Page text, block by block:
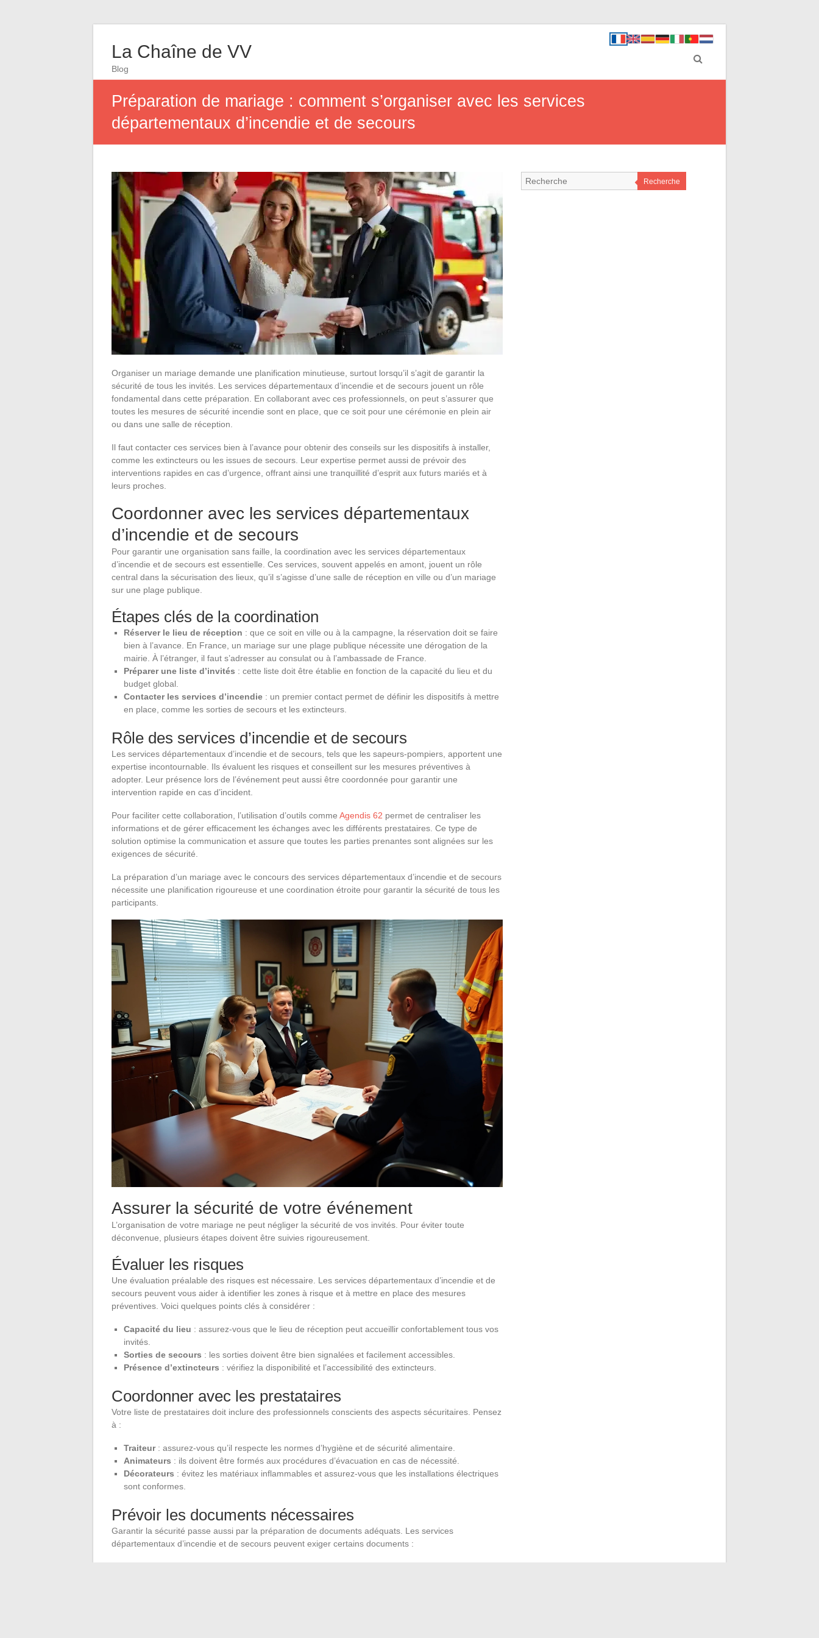
La Chaîne de VV
Blog
Préparation de mariage : comment s’organiser avec les services
départementaux d’incendie et de secours
Organiser un mariage demande une planification minutieuse, surtout lorsqu’il s’agit de garantir la
sécurité de tous les invités. Les services départementaux d’incendie et de secours jouent un rôle
fondamental dans cette préparation. En collaborant avec ces professionnels, on peut s’assurer que
toutes les mesures de sécurité incendie sont en place, que ce soit pour une cérémonie en plein air
ou dans une salle de réception.
Il faut contacter ces services bien à l’avance pour obtenir des conseils sur les dispositifs à installer,
comme les extincteurs ou les issues de secours. Leur expertise permet aussi de prévoir des
interventions rapides en cas d’urgence, offrant ainsi une tranquillité d’esprit aux futurs mariés et à
leurs proches.
Coordonner avec les services départementaux
d’incendie et de secours
Pour garantir une organisation sans faille, la coordination avec les services départementaux
d’incendie et de secours est essentielle. Ces services, souvent appelés en amont, jouent un rôle
central dans la sécurisation des lieux, qu’il s’agisse d’une salle de réception en ville ou d’un mariage
sur une plage publique.
Étapes clés de la coordination
Réserver le lieu de réception : que ce soit en ville ou à la campagne, la réservation doit se faire
bien à l’avance. En France, un mariage sur une plage publique nécessite une dérogation de la
mairie. À l’étranger, il faut s’adresser au consulat ou à l’ambassade de France.
Préparer une liste d’invités : cette liste doit être établie en fonction de la capacité du lieu et du
budget global.
Contacter les services d’incendie : un premier contact permet de définir les dispositifs à mettre
en place, comme les sorties de secours et les extincteurs.
Rôle des services d’incendie et de secours
Les services départementaux d’incendie et de secours, tels que les sapeurs-pompiers, apportent une
expertise incontournable. Ils évaluent les risques et conseillent sur les mesures préventives à
adopter. Leur présence lors de l’événement peut aussi être coordonnée pour garantir une
intervention rapide en cas d’incident.
Pour faciliter cette collaboration, l’utilisation d’outils comme Agendis 62 permet de centraliser les
informations et de gérer efficacement les échanges avec les différents prestataires. Ce type de
solution optimise la communication et assure que toutes les parties prenantes sont alignées sur les
exigences de sécurité.
La préparation d’un mariage avec le concours des services départementaux d’incendie et de secours
nécessite une planification rigoureuse et une coordination étroite pour garantir la sécurité de tous les
participants.
Assurer la sécurité de votre événement
L’organisation de votre mariage ne peut négliger la sécurité de vos invités. Pour éviter toute
déconvenue, plusieurs étapes doivent être suivies rigoureusement.
Évaluer les risques
Une évaluation préalable des risques est nécessaire. Les services départementaux d’incendie et de
secours peuvent vous aider à identifier les zones à risque et à mettre en place des mesures
préventives. Voici quelques points clés à considérer :
Capacité du lieu : assurez-vous que le lieu de réception peut accueillir confortablement tous vos
invités.
Sorties de secours : les sorties doivent être bien signalées et facilement accessibles.
Présence d’extincteurs : vérifiez la disponibilité et l’accessibilité des extincteurs.
Coordonner avec les prestataires
Votre liste de prestataires doit inclure des professionnels conscients des aspects sécuritaires. Pensez
à :
Traiteur: assurez-vous qu’il respecte les normes d’hygiène et de sécurité alimentaire.
Animateurs : ils doivent être formés aux procédures d’évacuation en cas de nécessité.
Décorateurs : évitez les matériaux inflammables et assurez-vous que les installations électriques
sont conformes.
Prévoir les documents nécessaires
Garantir la sécurité passe aussi par la préparation de documents adéquats. Les services
départementaux d’incendie et de secours peuvent exiger certains documents :
Recherche